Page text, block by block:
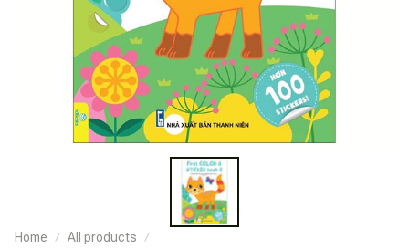
Home All products